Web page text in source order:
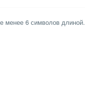
менее 6 символов длиной.